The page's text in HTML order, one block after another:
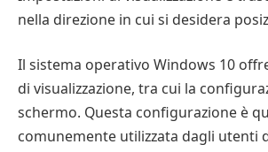
nella direzione in cui si desidera
Il sistema operativo Windows 10
di visualizzazione, tra cui la
schermo. Questa configurazione è
comunemente utilizzata dagli utenti